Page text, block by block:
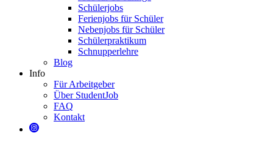
Schülerjobs
Ferienjobs für Schüler
Nebenjobs für Schüler
Schülerpraktikum
Schnupperlehre
Blog
Info
Für Arbeitgeber
Über StudentJob
FAQ
Kontakt